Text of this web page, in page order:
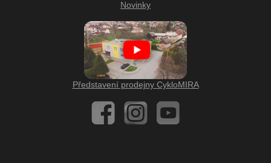
Novinky
Představení prodejny CykloMIRA